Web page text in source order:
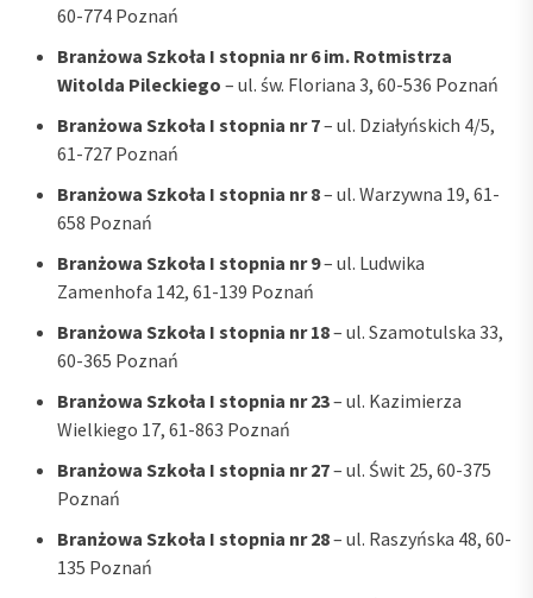
60-774 Poznań
Branżowa Szkoła I stopnia nr 6 im. Rotmistrza
Witolda Pileckiego – ul. św. Floriana 3, 60-536 Poznań
Branżowa Szkoła I stopnia nr 7– ul. Działyńskich 4/5,
61-727 Poznań
Branżowa Szkoła I stopnia nr 8– ul. Warzywna 19, 61-
658 Poznań
Branżowa Szkoła I stopnia nr 9– ul. Ludwika
Zamenhofa 142, 61-139 Poznań
Branżowa Szkoła I stopnia nr 18– ul. Szamotulska 33,
60-365 Poznań
Branżowa Szkoła I stopnia nr 23– ul. Kazimierza
Wielkiego 17, 61-863 Poznań
Branżowa Szkoła I stopnia nr 27– ul. Świt 25, 60-375
Poznań
Branżowa Szkoła I stopnia nr 28– ul. Raszyńska 48, 60-
135 Poznań